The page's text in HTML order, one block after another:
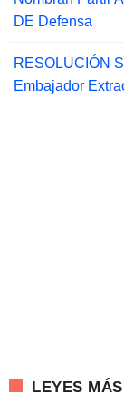
DE Defensa
RESOLUCIÓN
Embajador
LEYES